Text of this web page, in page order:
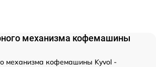
механизма кофемашины
механизма кофемашины Kyvol -